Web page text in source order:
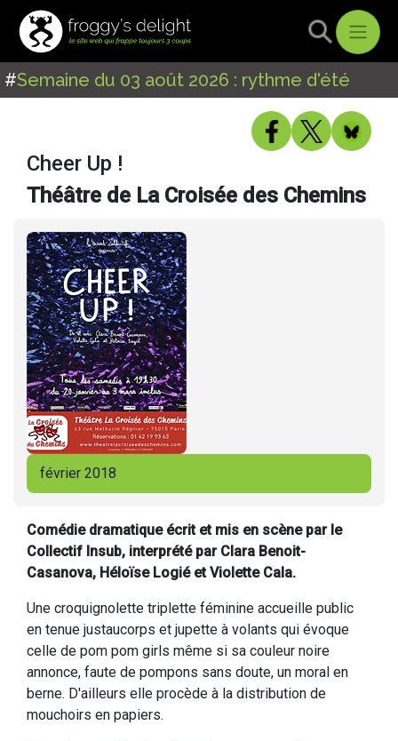
#Semaine du 03 août 2026 : rythme d'été
Cheer Up !
Théâtre de La Croisée des Chemins
février 2018
Comédie dramatique écrit et mis en scène par le
Collectif Insub, interprété par Clara Benoit-
Casanova, Héloïse Logié et Violette Cala.
Une croquignolette triplette féminine accueille public
en tenue justaucorps et jupette à volants qui évoque
celle de pom pom girls même si sa couleur noire
annonce, faute de pompons sans doute, un moral en
berne. D'ailleurs elle procède à la distribution de
mouchoirs en papiers.